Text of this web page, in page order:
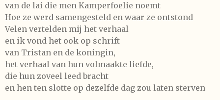
van de lai die men Kamperfoelie noemt
Hoe ze werd samengesteld en waar ze ontstond
Velen vertelden mij het verhaal
en ik vond het ook op schrift
van Tristan en de koningin,
het verhaal van hun volmaakte liefde,
die hun zoveel leed bracht
en hen ten slotte op dezelfde dag zou laten sterven